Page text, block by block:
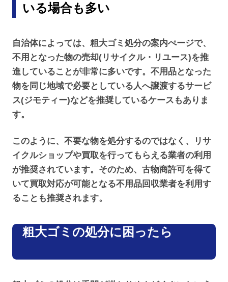
いる場合も多い
自治体によっては、粗大ゴミ処分の案内ぺージで、
不用となった物の売却(リサイクル・リユース)を推
進していることが非常に多いです。不用品となった
物を同じ地域で必要としている人へ譲渡するサービ
ス(ジモティー)などを推奨しているケースもありま
す。
このように、不要な物を処分するのではなく、リサ
イクルショップや買取を行ってもらえる業者の利用
が推奨されています。そのため、古物商許可を得て
いて買取対応が可能となる不用品回収業者を利用す
ることも推奨されます。
粗大ゴミの処分に困ったら